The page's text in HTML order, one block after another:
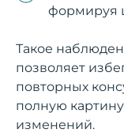
формируя
Такое
позволяет
повторных
полную
изменений.